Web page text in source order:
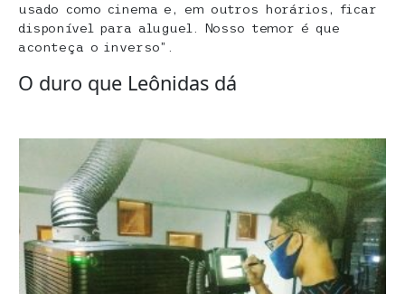
usado como cinema e, em outros horários, ficar
disponível para aluguel. Nosso temor é que
aconteça o inverso”.
O duro que Leônidas dá